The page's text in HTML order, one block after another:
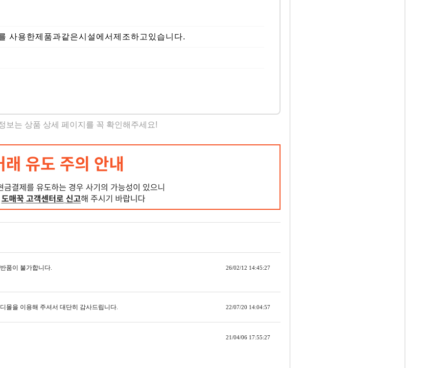
사용한제품과같은시설에서제조하고있습니다.
보는 상품 상세 페이지를 꼭 확인해주세요!
품이 불가합니다.
26/02/12 14:45:27
몰을 이용해 주셔서 대단히 감사드립니다. 22/07/20 14:04:57
21/04/06 17:55:27